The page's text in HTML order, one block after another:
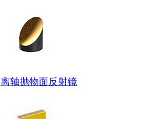
离轴抛物面反射镜